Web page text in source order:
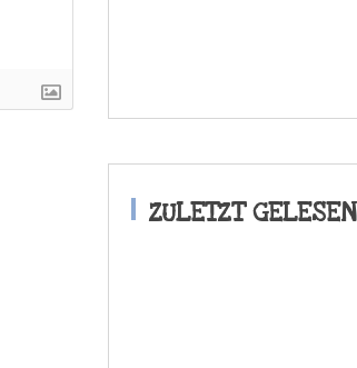
ZULETZT GELESEN